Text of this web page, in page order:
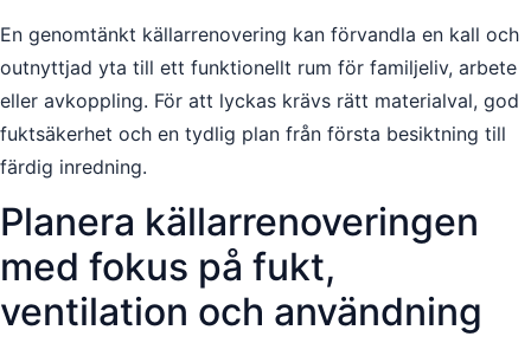
En genomtänkt källarrenovering kan förvandla en kall och
outnyttjad yta till ett funktionellt rum för familjeliv, arbete
eller avkoppling. För att lyckas krävs rätt materialval, god
fuktsäkerhet och en tydlig plan från första besiktning till
färdig inredning.
Planera källarrenoveringen
med fokus på fukt,
ventilation och användning